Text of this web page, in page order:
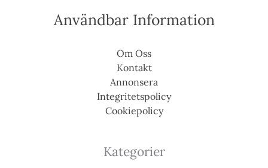
Användbar Information
Om Oss
Kontakt
Annonsera
Integritetspolicy
Cookiepolicy
Kategorier